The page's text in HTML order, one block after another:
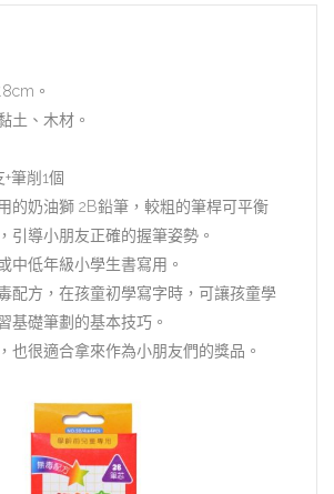
。
土、木材。
筆削1個
的奶油獅 2B鉛筆，較粗的筆桿可平衡
引導小朋友正確的握筆姿勢。
中低年級小學生書寫用。
配方，在孩童初學寫字時，可讓孩童學
基礎筆劃的基本技巧。
也很適合拿來作為小朋友們的獎品。